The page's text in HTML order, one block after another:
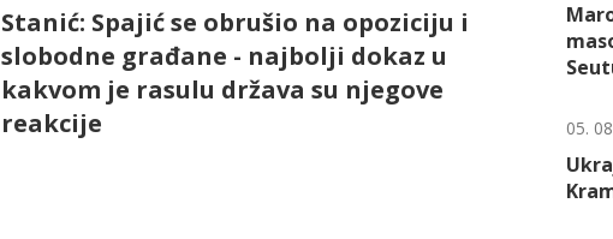
Stanić: Spajić se obrušio na opoziciju i
slobodne građane - najbolji dokaz u
kakvom je rasulu država su njegove
reakcije
05.